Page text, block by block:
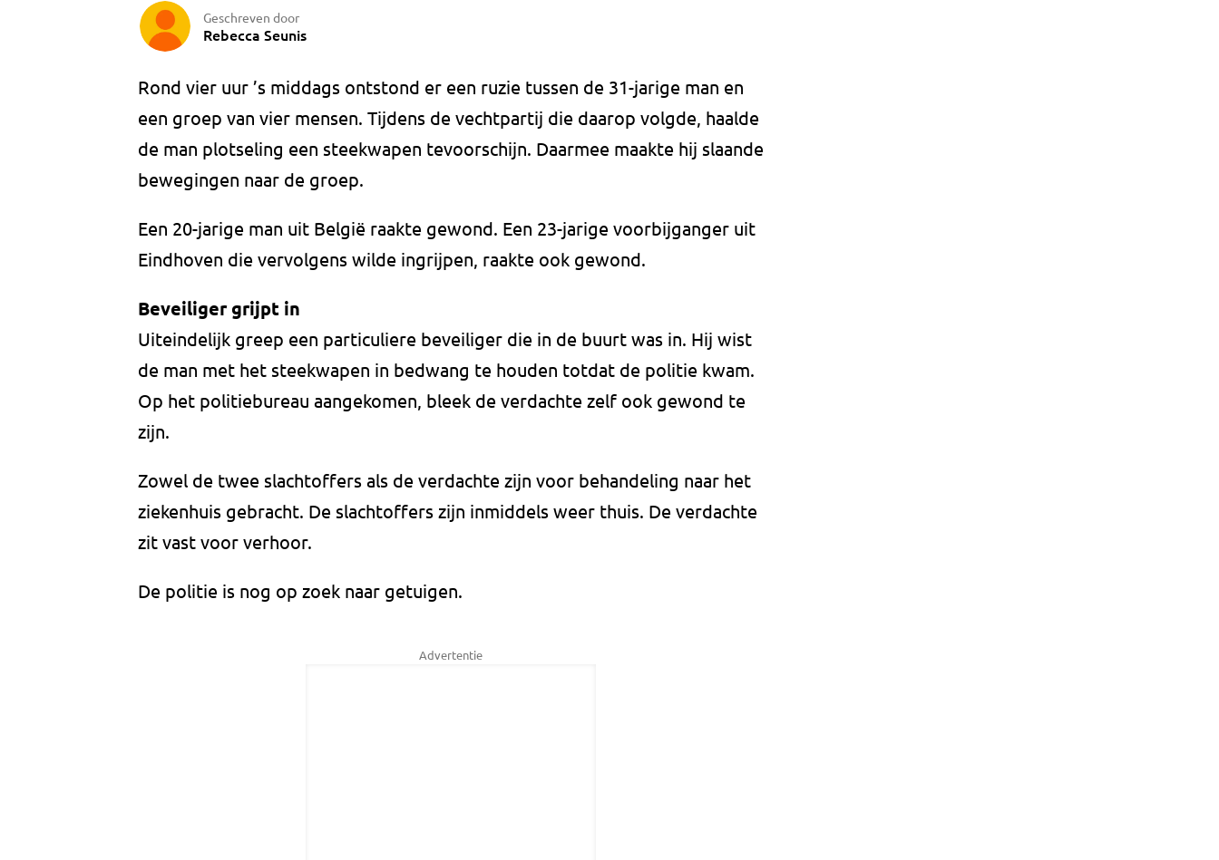
Geschreven door
Rebecca Seunis
Rond vier uur ’s middags ontstond er een ruzie tussen de 31-jarige man en
een groep van vier mensen. Tijdens de vechtpartij die daarop volgde, haalde
de man plotseling een steekwapen tevoorschijn. Daarmee maakte hij slaande
bewegingen naar de groep.
Een 20-jarige man uit België raakte gewond. Een 23-jarige voorbijganger uit
Eindhoven die vervolgens wilde ingrijpen, raakte ook gewond.
Beveiliger grijpt in
Uiteindelijk greep een particuliere beveiliger die in de buurt was in. Hij wist
de man met het steekwapen in bedwang te houden totdat de politie kwam.
Op het politiebureau aangekomen, bleek de verdachte zelf ook gewond te
zijn.
Zowel de twee slachtoffers als de verdachte zijn voor behandeling naar het
ziekenhuis gebracht. De slachtoffers zijn inmiddels weer thuis. De verdachte
zit vast voor verhoor.
De politie is nog op zoek naar getuigen.
Advertentie